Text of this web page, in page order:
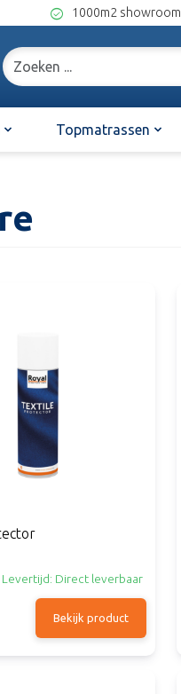
check_circle 1000m2 showroom
Zoeken
Topmatrassen
Levertijd: Direct leverbaar
Bekijk product